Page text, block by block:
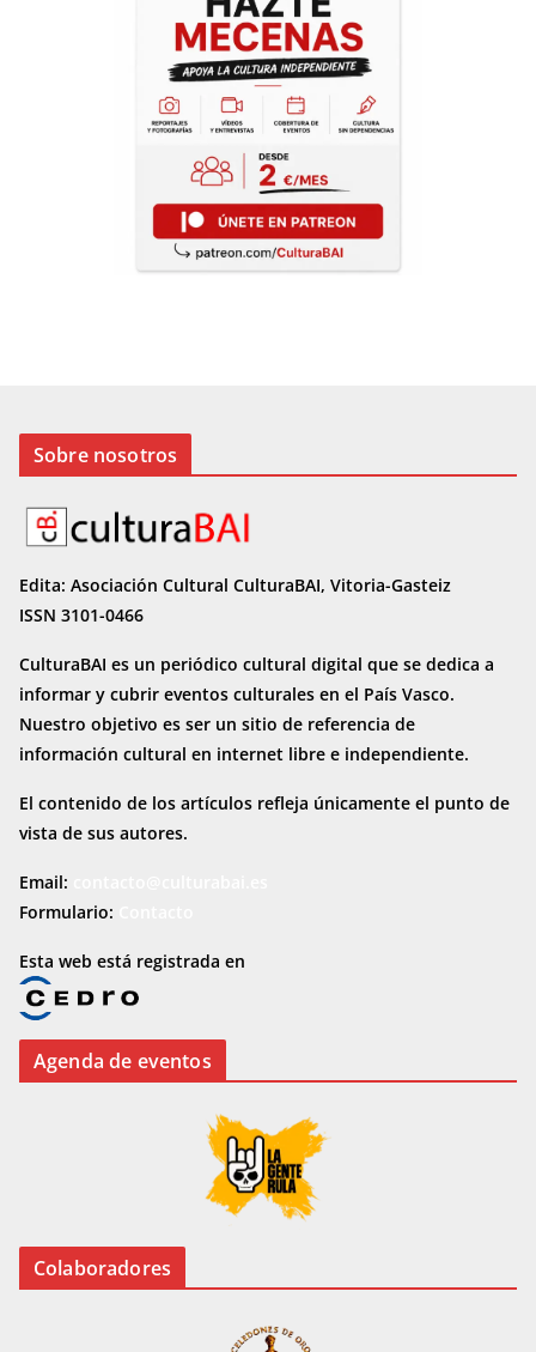
Sobre nosotros
Edita: Asociación Cultural CulturaBAI, Vitoria-Gasteiz
ISSN 3101-0466
CulturaBAI es un periódico cultural digital que se dedica a
informar y cubrir eventos culturales en el País Vasco.
Nuestro objetivo es ser un sitio de referencia de
información cultural en internet libre e independiente.
El contenido de los artículos refleja únicamente el punto de
vista de sus autores.
Email:
Formulario:
Esta web está registrada en
Agenda de eventos
Colaboradores